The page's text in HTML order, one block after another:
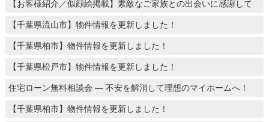
【お客様紹介／似顔絵掲載】素敵なご家族との出会いに感謝して
【千葉県流山市】物件情報を更新しました！
【千葉県柏市】物件情報を更新しました！
【千葉県松戸市】物件情報を更新しました！
住宅ローン無料相談会 ― 不安を解消して理想のマイホームへ！
【千葉県柏市】物件情報を更新しました！